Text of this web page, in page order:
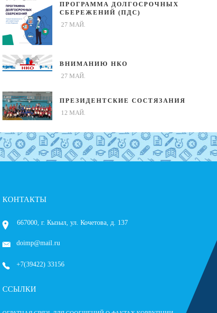
ПРОГРАММА ДОЛГОСРОЧНЫХ
СБЕРЕЖЕНИЙ (ПДС)
27 МАЙ.
ВНИМАНИЮ НКО
27 МАЙ.
ПРЕЗИДЕНТСКИЕ СОСТЯЗАНИЯ
12 МАЙ.
КОНТАКТЫ
667000, г. Кызыл, ул. Кочетова, д. 137
doimp@mail.ru
+7(39422) 33156
ССЫЛКИ